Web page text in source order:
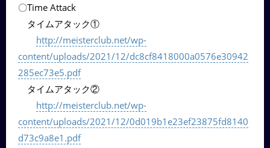
〇Time Attack
タイムアタック①
http://meisterclub.net/wp-
content/uploads/2021/12/dc8cf8418000a0576e30942
285ec73e5.pdf
タイムアタック②
http://meisterclub.net/wp-
content/uploads/2021/12/0d019b1e23ef23875fd8140
d73c9a8e1.pdf